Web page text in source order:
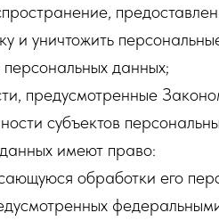
и уничтожить
данных;
предусмотренные
субъектов
имеют право:
обработки его